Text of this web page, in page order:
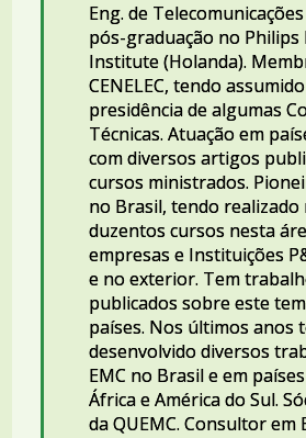
Eng. de
pós-graduação no
Institute (Holanda).
CENELEC, tendo
presidência de algumas
Técnicas. Atuação em
com diversos artigos
cursos ministrados.
no Brasil, tendo realizado
duzentos cursos nesta
empresas e Instituições
e no exterior. Tem
publicados sobre este
países. Nos últimos anos
desenvolvido diversos
EMC no Brasil e em
África e América do Sul.
da QUEMC. Consultor em